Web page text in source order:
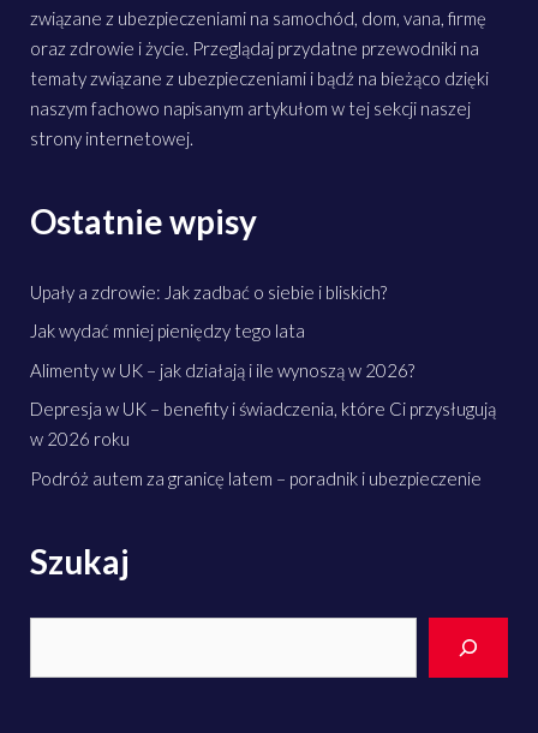
związane z ubezpieczeniami na samochód, dom, vana, firmę
oraz zdrowie i życie. Przeglądaj przydatne przewodniki na
tematy związane z ubezpieczeniami i bądź na bieżąco dzięki
naszym fachowo napisanym artykułom w tej sekcji naszej
strony internetowej.
Ostatnie wpisy
Upały a zdrowie: Jak zadbać o siebie i bliskich?
Jak wydać mniej pieniędzy tego lata
Alimenty w UK – jak działają i ile wynoszą w 2026?
Depresja w UK – benefity i świadczenia, które Ci przysługują
w 2026 roku
Podróż autem za granicę latem – poradnik i ubezpieczenie
Szukaj